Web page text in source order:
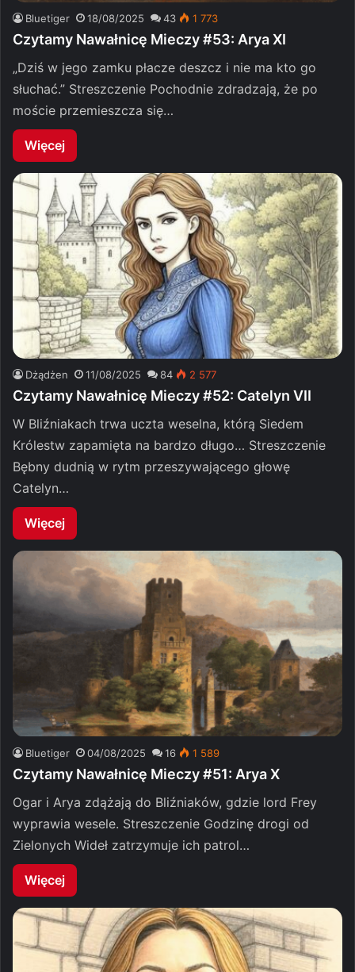
Bluetiger 18/08/2025 43 1 773
Czytamy Nawałnicę Mieczy #53: Arya XI
„Dziś w jego zamku płacze deszcz i nie ma kto go
słuchać.” Streszczenie Pochodnie zdradzają, że po
moście przemieszcza się…
Więcej
Dżądżen 11/08/2025 84 2 577
Czytamy Nawałnicę Mieczy #52: Catelyn VII
W Bliźniakach trwa uczta weselna, którą Siedem
Królestw zapamięta na bardzo długo… Streszczenie
Bębny dudnią w rytm przeszywającego głowę
Catelyn…
Więcej
Bluetiger 04/08/2025 16 1 589
Czytamy Nawałnicę Mieczy #51: Arya X
Ogar i Arya zdążają do Bliźniaków, gdzie lord Frey
wyprawia wesele. Streszczenie Godzinę drogi od
Zielonych Wideł zatrzymuje ich patrol…
Więcej